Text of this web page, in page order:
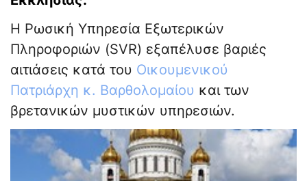
Η Ρωσική Υπηρεσία Εξωτερικών
Πληροφοριών (SVR) εξαπέλυσε βαριές
αιτιάσεις κατά του Οικουμενικού
Πατριάρχη κ. Βαρθολομαίου και των
βρετανικών μυστικών υπηρεσιών.